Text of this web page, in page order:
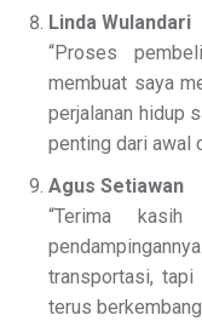
Linda Wulandari
“Proses
membuat saya
perjalanan hidup
penting dari awal
Agus Setiawan
“Terima
transportasi,
terus